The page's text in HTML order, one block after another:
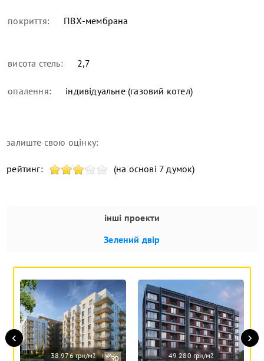
покриття: ПВХ-мембрана
висота стель: 2,7
опалення: індивідуальне (газовий котел)
залиште свою оцінку:
рейтинг: (на основі 7 думок)
інші проекти
Зелений двір
38 976 грн/м2 49 280 грн/м2
‹ ›